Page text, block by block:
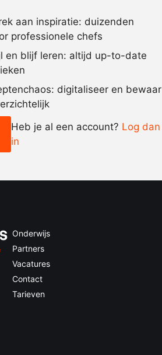
aan inspiratie: duizenden
professionele chefs
en blijf leren: altijd up-to-date
digitaliseer en bewaar
Heb je al een account? Log dan
in
Onderwijs
Partners
Vacatures
Contact
Tarieven